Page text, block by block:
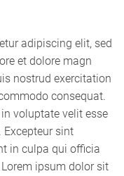
adipiscing elit, sed
et dolore magn
nostrud exercitation
consequat.
voluptate velit esse
sint
in culpa qui officia
ipsum dolor sit